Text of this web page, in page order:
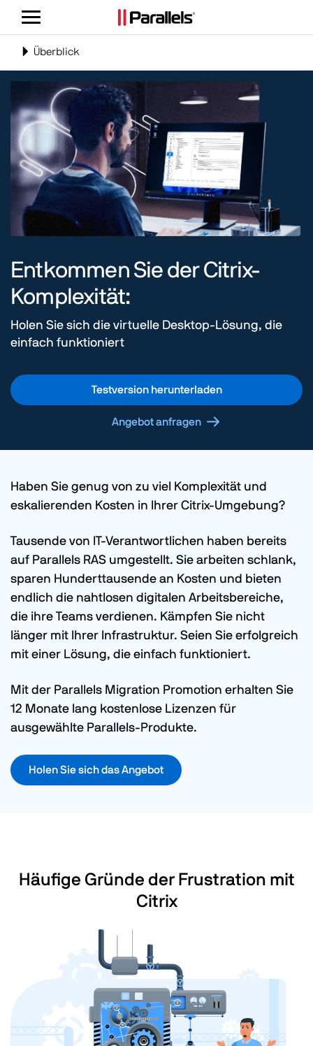
Navigation
Navigation
Überblick
Entkommen Sie der Citrix-
Komplexität:
Holen Sie sich die virtuelle Desktop-Lösung, die
einfach funktioniert
Testversion herunterladen
Angebot anfragen
Haben Sie genug von zu viel Komplexität und
eskalierenden Kosten in Ihrer Citrix-Umgebung?
Tausende von IT-Verantwortlichen haben bereits
auf Parallels RAS umgestellt. Sie arbeiten schlank,
sparen Hunderttausende an Kosten und bieten
endlich die nahtlosen digitalen Arbeitsbereiche,
die ihre Teams verdienen. Kämpfen Sie nicht
länger mit Ihrer Infrastruktur. Seien Sie erfolgreich
mit einer Lösung, die einfach funktioniert.
Mit der Parallels Migration Promotion erhalten Sie
12 Monate lang kostenlose Lizenzen für
ausgewählte Parallels-Produkte.
Holen Sie sich das Angebot
Häufige Gründe der Frustration mit
Citrix